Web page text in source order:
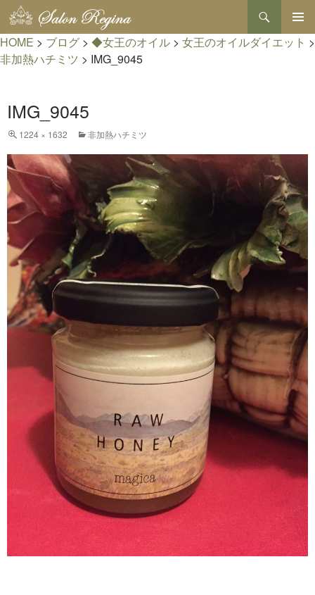
検
索
メインメ
ニュー
ン
HOME > ブログ > ◆女王のオイル > 女王のオイルダイエット >
非加熱ハチミツ > IMG_9045
IMG_9045
1224 × 1632 非加熱ハチミツ